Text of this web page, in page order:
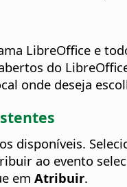
LibreOffice e
do
onde deseja
disponíveis.
ao evento
em Atribuir.